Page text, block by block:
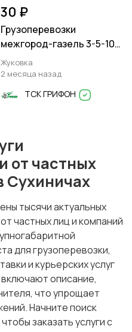
30 ₽
Грузоперевозки
межгород-газель 3-5-10
тонн
Жуковка
2 месяца назад
ТСК ГРИФОН
от частных
Сухиничах
тысячи актуальных
частных лиц и компаний
для грузоперевозки,
и курьерских услуг
описание,
что упрощает
Начните поиск
заказать услуги с